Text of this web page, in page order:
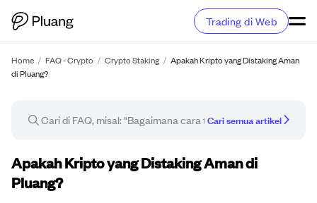
Trading di Web
Home / FAQ - Crypto / Crypto Staking / Apakah Kripto yang Distaking Aman
di Pluang?
Cari semua artikel
Artikel FAQ
Apakah Kripto yang Distaking Aman di
Pluang?